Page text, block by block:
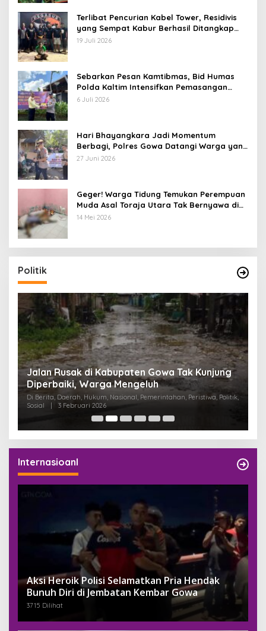
Terlibat Pencurian Kabel Tower, Residivis
yang Sempat Kabur Berhasil Ditangkap
Tim Gabungan di Jeneponto
19 Juli 2026
Sebarkan Pesan Kamtibmas, Bid Humas
Polda Kaltim Intensifkan Pemasangan
Spanduk serta Pembagian Stiker
6 Juli 2026
Hari Bhayangkara Jadi Momentum
Berbagi, Polres Gowa Datangi Warga yang
Membutuhkan
27 Juni 2026
Geger! Warga Tidung Temukan Perempuan
Muda Asal Toraja Utara Tak Bernyawa di
Kamar Kos
14 Mei 2026
Politik
Jalan Rusak di Kabupaten Gowa Tak Kunjung
Diperbaiki, Warga Mengeluh
Di Berita, Daerah, Hukum, Nasional, Pemerintahan, Peristiwa, Politik,
Sosial
| 3 Februari 2026
Internasioanl
Aksi Heroik Polisi Selamatkan Pria Hendak
Bunuh Diri di Jembatan Kembar Gowa
3715 Dilihat